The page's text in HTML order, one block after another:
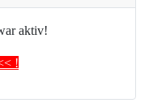
aktiv!
!